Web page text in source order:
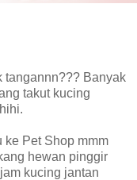
tangannn??? Banyak
takut kucing
ke Pet Shop mmm
hewan pinggir
kucing jantan